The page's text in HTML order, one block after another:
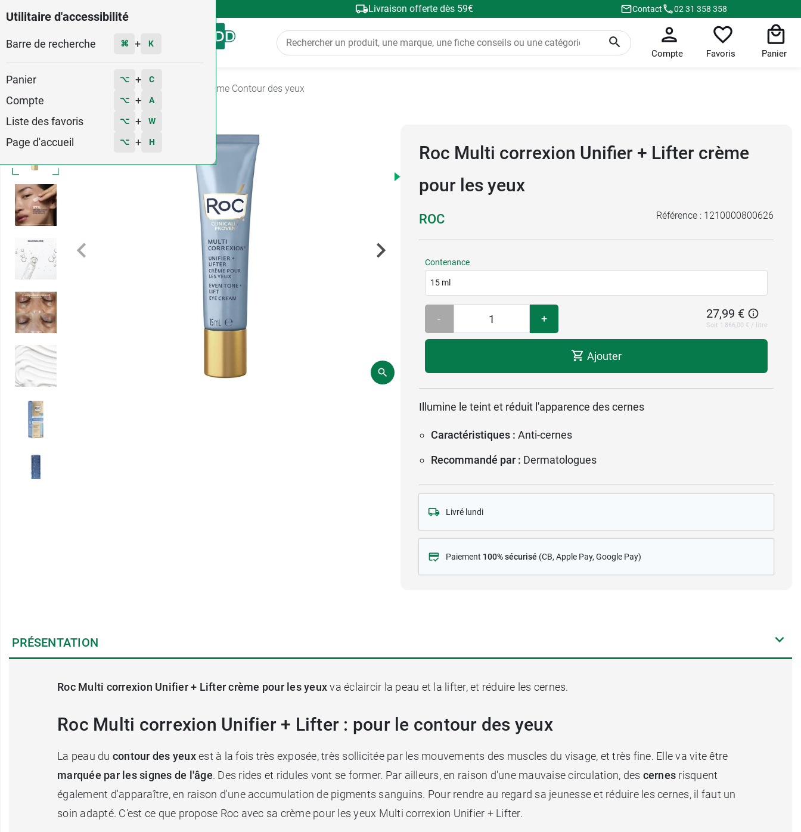
Utilitaire d'accessibilité
Barre de recherche ⌘ + K
Panier ⌥ + C
Compte ⌥ + A
Liste des favoris ⌥ + W
Page d'accueil ⌥ + H
Livraison offerte dès 59€ Contact 02 31 358 358
Menu
Compte Favoris Panier
Crème Contour des yeux
Roc Multi correxion Unifier + Lifter crème
pour les yeux
ROC Référence : 1210000800626
Contenance
15 ml
- + 27,99 €
Soit 1 866,00 € / litre
Ajouter
Illumine le teint et réduit l'apparence des cernes
Caractéristiques : Anti-cernes
Recommandé par : Dermatologues
Livré lundi
Paiement 100% sécurisé (CB, Apple Pay, Google Pay)
PRÉSENTATION
Roc Multi correxion Unifier + Lifter crème pour les yeuxva éclaircir la peau et la lifter, et réduire les cernes.
Roc Multi correxion Unifier + Lifter : pour le contour des yeux
La peau du contour des yeuxest à la fois très exposée, très sollicitée par les mouvements des muscles du visage, et très fine. Elle va vite être
marquée par les signes de l'âge. Des rides et ridules vont se former. Par ailleurs, en raison d'une mauvaise circulation, des cernes risquent
également d'apparaître, en raison d'une accumulation de pigments sanguins. Pour rendre au regard sa jeunesse et réduire les cernes, il faut un
soin adapté. C'est ce que propose Roc avec sa crème pour les yeux Multi correxion Unifier + Lifter.